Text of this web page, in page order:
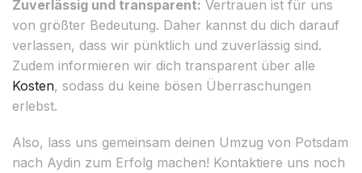
Zuverlässig und transparent: Vertrauen ist für uns
von größter Bedeutung. Daher kannst du dich darauf
verlassen, dass wir pünktlich und zuverlässig sind.
Zudem informieren wir dich transparent über alle
Kosten, sodass du keine bösen Überraschungen
erlebst.
Also, lass uns gemeinsam deinen Umzug von Potsdam
nach Aydin zum Erfolg machen! Kontaktiere uns noch